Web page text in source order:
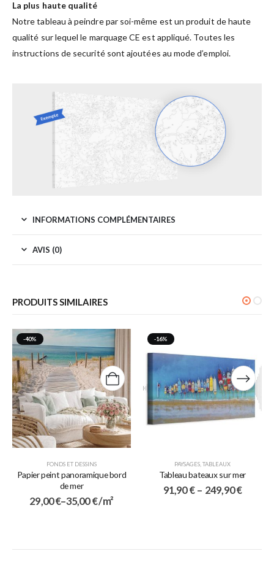
La plus haute qualité
Notre tableau à peindre par soi-même est un produit de haute
qualité sur lequel le marquage CE est appliqué. Toutes les
instructions de securité sont ajoutées au mode d’emploi.
INFORMATIONS COMPLÉMENTAIRES
AVIS (0)
PRODUITS SIMILAIRES
-40%
FONDS ET DESSINS
Papier peint panoramique bord
de mer
29,00€–35,00€/ m²
-16%
PAYSAGES TABLEAUX
Tableau bateaux sur mer
91,90€ – 249,90€